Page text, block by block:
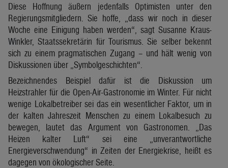
Diese Hoffnung äußern jedenfalls Optimisten unter den
Regierungsmitgliedern. Sie hoffe, „dass wir noch in dieser
Woche eine Einigung haben werden“, sagt Susanne Kraus-
Winkler, Staatssekretärin für Tourismus. Sie selber bekennt
sich zu einem pragmatischen Zugang – und hält wenig von
Diskussionen über „Symbolgeschichten“.
Bezeichnendes Beispiel dafür ist die Diskussion um
Heizstrahler für die Open-Air-Gastronomie im Winter. Für nicht
wenige Lokalbetreiber sei das ein wesentlicher Faktor, um in
der kalten Jahreszeit Menschen zu einem Lokalbesuch zu
bewegen, lautet das Argument von Gastronomen. „Das
Heizen kalter Luft“ sei eine „unverantwortliche
Energieverschwendung“ in Zeiten der Energiekrise, heißt es
dagegen von ökologischer Seite.